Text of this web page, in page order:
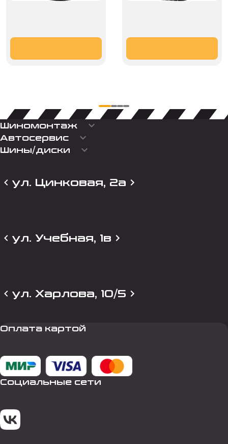
Шиномонтаж keyboard_arrow_down
Автосервис keyboard_arrow_down
Шины/диски keyboard_arrow_down
ул. Цинковая, 2а
ул. Учебная, 1в
ул. Харлова, 10/5
Оплата картой
Социальные сети